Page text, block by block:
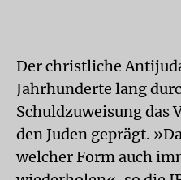
Der christliche
Jahrhunderte lang
Schuldzuweisung das
den Juden geprägt.
welcher Form auch